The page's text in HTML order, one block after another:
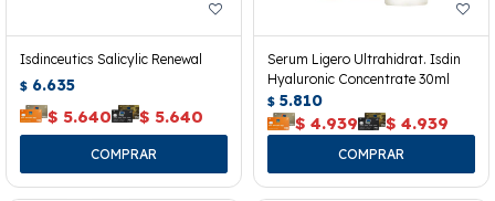
Isdinceutics Salicylic Renewal
$ 6.635
$ 5.640 $ 5.640
Serum Ligero Ultrahidrat. Isdin
Hyaluronic Concentrate 30ml
$ 5.810
$ 4.939 $ 4.939